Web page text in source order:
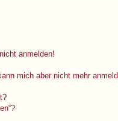
anmelden!
mich aber nicht mehr